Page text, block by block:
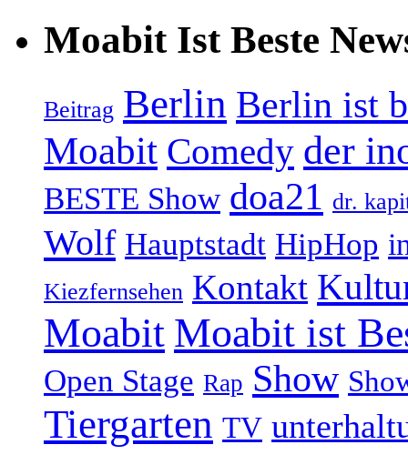
Moabit Ist Beste
Beitrag Berlin Berlin ist
Moabit Comedy der
BESTE Show doa21 dr.
Wolf Hauptstadt HipHop
Kiezfernsehen Kontakt
Moabit Moabit ist
Open Stage Rap Show
Tiergarten TV